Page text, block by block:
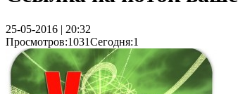
25-05-2016 | 20:32
Просмотров:1031Сегодня:1